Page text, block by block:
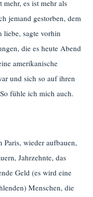
es ist mehr als
jemand gestorben, dem
liebe, sagte vorhin
die es heute Abend
amerikanische
und sich so auf ihren
fühle ich mich auch.
Paris, wieder aufbauen,
Jahrzehnte, das
Geld (es wird eine
Menschen, die